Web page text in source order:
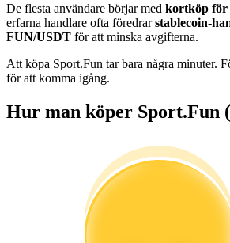
Big data-analys inklusive
De flesta användare börjar med kortköp för
erfarna handlare ofta föredrarstablecoin-
FUN/USDT för att minska avgifterna.
Att köpa Sport.Fun tar bara några minuter.
för att komma igång.
Hur man köper Sport.Fun